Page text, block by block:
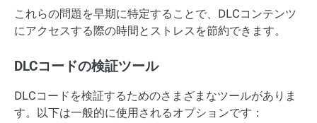
これらの問題を早期に特定することで、DLCコンテンツ
にアクセスする際の時間とストレスを節約できます。
DLCコードの検証ツール
DLCコードを検証するためのさまざまなツールがありま
す。以下は一般的に使用されるオプションです：